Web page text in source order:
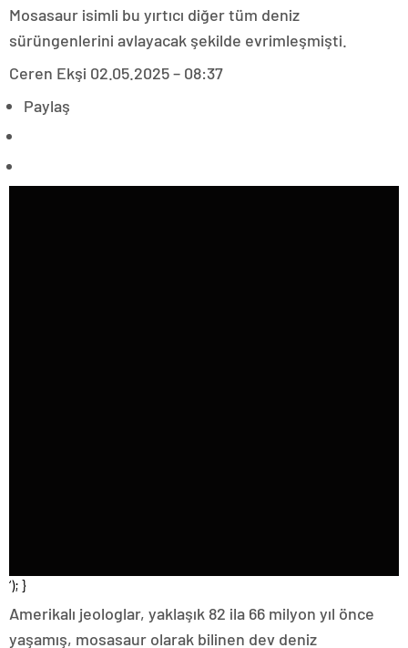
Mosasaur isimli bu yırtıcı diğer tüm deniz
sürüngenlerini avlayacak şekilde evrimleşmişti.
Ceren Ekşi 02.05.2025 – 08:37
Paylaş
‘); }
Amerikalı jeologlar, yaklaşık 82 ila 66 milyon yıl önce
yaşamış, mosasaur olarak bilinen dev deniz